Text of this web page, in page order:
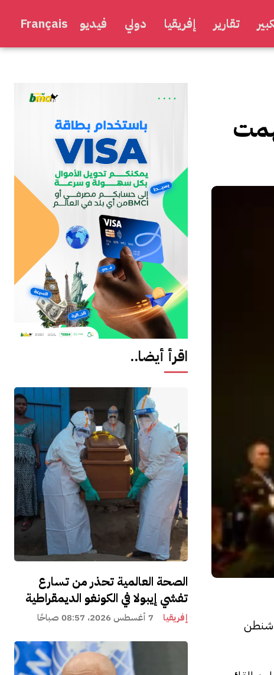
تقارير إفريقيا دولي فيديو Français
اقرأ أيضا..
الصحة العالمية تحذر من تسارع
تفشي إيبولا في الكونغو الديمقراطية
إفريقيا 7 أغسطس 2026، 08:57 صباحًا